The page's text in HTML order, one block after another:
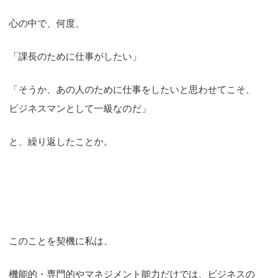
心の中で、何度、
「課長のために仕事がしたい」
「そうか、あの人のために仕事をしたいと思わせてこそ、
ビジネスマンとして一級なのだ」
と、繰り返したことか。
このことを契機に私は、
機能的・専門的やマネジメント能力だけでは、ビジネスの